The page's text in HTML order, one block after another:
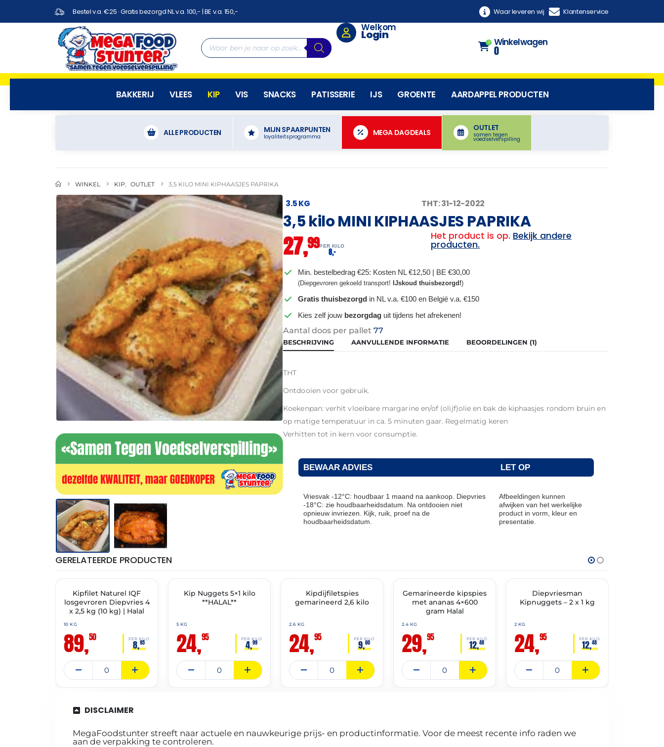
Bestel v.a. €25 · Gratis bezorgd NL v.a. 100,- | BE v.a. 150,- Waar leveren wij Klantenservice
Welkom
Login
0 Winkelwagen
0
BAKKERIJ VLEES KIP VIS SNACKS PATISSERIE IJS GROENTE AARDAPPEL PRODUCTEN
ALLE PRODUCTEN MIJN SPAARPUNTEN
loyaliteitsprogramma MEGA DAGDEALS
OUTLET
samen tegen
voedselverspilling
WINKEL KIP OUTLET 3,5 KILO MINI KIPHAASJES PAPRIKA
3.5 KG THT: 31-12-2022
3,5 kilo MINI KIPHAASJES PAPRIKA
27,99PER KILO
8,–
Het product is op. Bekijk andere
producten.
Min. bestelbedrag €25: Kosten NL €12,50 | BE €30,00
(Diepgevroren gekoeld transport!IJskoud thuisbezorgd!)
Gratis thuisbezorgd in NL v.a. €100 en België v.a. €150
Kies zelf jouw bezorgdag uit tijdens het afrekenen!
Aantal doos per pallet77
BESCHRIJVING AANVULLENDE INFORMATIE BEOORDELINGEN (1)
THT
Ontdooien voor gebruik.
Koekenpan: verhit vloeibare margarine en/of (olijf)olie en bak de kiphaasjes rondom bruin en
op matige temperatuur in ca. 5 minuten gaar. Regelmatig keren
Verhitten tot in kern voor consumptie.
BEWAAR ADVIES LET OP
Vriesvak -12°C: houdbaar 1 maand na aankoop. Diepvries
-18°C: zie houdbaarheidsdatum. Na ontdooien niet
opnieuw invriezen. Kijk, ruik, proef na de
houdbaarheidsdatum.
Afbeeldingen kunnen
afwijken van het werkelijke
product in vorm, kleur en
presentatie.
GERELATEERDE PRODUCTEN
🔥 OP=OP
Kipfilet Naturel IQF
losgevroren Diepvries 4
x 2,5 kg (10 kg) | Halal
10 KG
89,50 PER KILO
8,95
✓ VAST ASSORTIMENT
Kip Nuggets 5×1 kilo
**HALAL**
5 KG
24,95 PER KILO
4,99
🔥 OP=OPKipdijfiletspies
gemarineerd 2,6 kilo
2.6 KG
24,95 PER KILO
9,60
🔥 OP=OP
Gemarineerde kipspies
met ananas 4×600
gram Halal
2.4 KG
29,95 PER KILO
12,48
✓ VAST ASSORTIMENT
Diepvriesman
Kipnuggets – 2 x 1 kg
2 KG
24,95 PER KILO
12,48
DISCLAIMER
MegaFoodstunter streeft naar actuele en nauwkeurige prijs- en productinformatie. Voor de meest recente info raden we
aan de verpakking te controleren.